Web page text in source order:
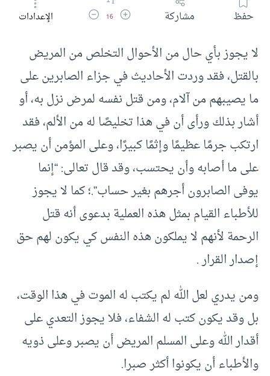
حفظ مشاركة زيادة حجم الخط
16 تقليل حجم الخطالإعدادات
لا يجوز بأي حال من الأحوال التخلص من المريض
بالقتل، فقد وردت الأحاديث في جزاء الصابرين على
ما يصيبهم من آلام، ومن قتل نفسه لمرض نزل به، أو
أشار بذلك ورأى أن في هذا تخليصًا له من الألم، فقد
ارتكب جرمًا عظيمًا وإثمًا كبيرًا، وعلى المؤمن أن يصبر
على ما أصابه وأن يحتسب، وقد قال تعالى: “إنما
يوفى الصابرون أجرهم بغير حساب”.؛ كما لا يجوز
للأطباء القيام بمثل هذه العملية بدعوى أنه قتل
الرحمة لأنهم لا يملكون هذه النفس كي يكون لهم حق
إصدار القرار .
ومن يدري لعل الله لم يكتب له الموت في هذا الوقت،
بل وقد يكون كتب له الشفاء، فلا يجوز التعدي على
أقدار الله وعلى المسلم المريض أن يصبر وعلى ذويه
والأطباء أن يكونوا أكثر صبرا.